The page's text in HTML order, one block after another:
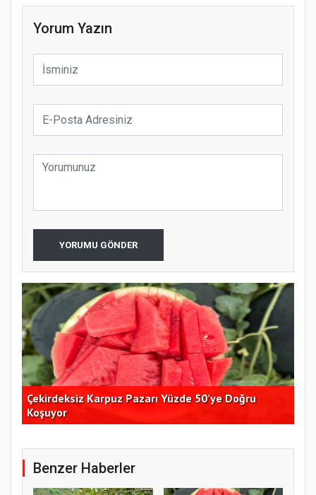
Yorum Yazın
YORUMU GÖNDER
Çekirdeksiz Karpuz Pazarı Yüzde 50’ye Doğru
Koşuyor
Benzer Haberler